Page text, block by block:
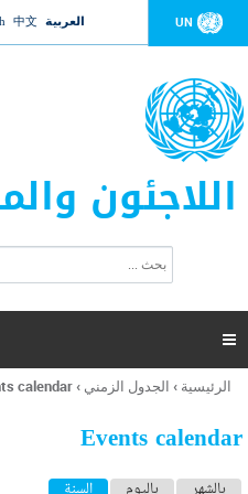
UN العربية 中文
اللاجئون
ت
ر
ل
ح
ب

أنت
هنا
الرئيسية › الجدول الزمني ›
calendar
Events calendar